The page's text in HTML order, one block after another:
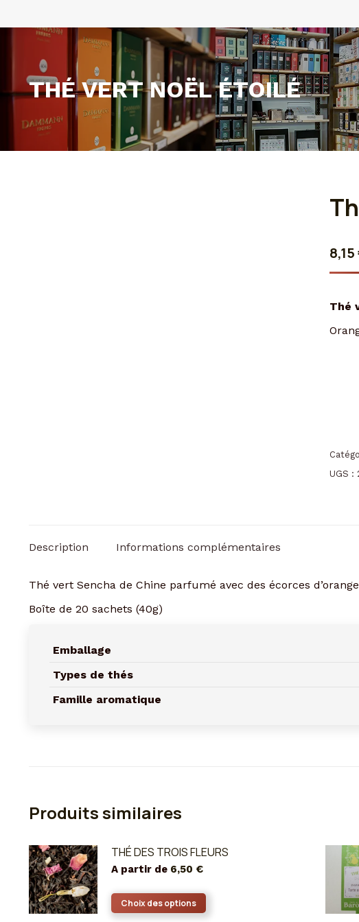
THÉ VERT NOËL ÉTOILÉ
8,15
Thé
UGS :
Description Informations complémentaires
Thé vert Sencha de Chine parfumé avec des écorces
Boîte de 20 sachets (40g)
Emballage
Types de thés
Famille aromatique
Produits similaires
THÉ DES TROIS FLEURS
A partir de 6,50 €
Choix des options
produit